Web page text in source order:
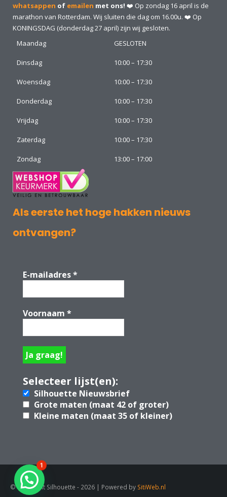
whatsappen of emailen met ons! ❤️ Op zondag 16 april is de
marathon van Rotterdam. Wij sluiten die dag om 16.00u. ❤️ Op
KONINGSDAG (donderdag 27 april) zijn wij gesloten.
Maandag
GESLOTEN
Dinsdag 10:00 – 17:30
Woensdag 10:00 – 17:30
Donderdag 10:00 – 17:30
Vrijdag 10:00 – 17:30
Zaterdag 10:00 – 17:30
Zondag 13:00 – 17:00
Als eerste het hoge hakken nieuws
ontvangen?
E-mailadres*
Voornaam *
Selecteer lijst(en):
Silhouette Nieuwsbrief
Grote maten (maat 42 of groter)
Kleine maten (maat 35 of kleiner)
© Copyright Silhouette - 2026 | Powered by SitiWeb.nl
1